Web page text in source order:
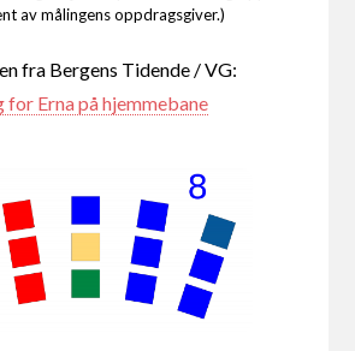
av målingens oppdragsgiver.)
fra Bergens Tidende / VG:
for Erna på hjemmebane